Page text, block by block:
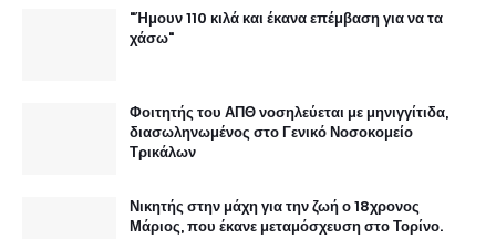
"Ήμουν 110 κιλά και έκανα επέμβαση για να τα
χάσω"
Φοιτητής του ΑΠΘ νοσηλεύεται με μηνιγγίτιδα,
διασωληνωμένος στο Γενικό Νοσοκομείο
Τρικάλων
Νικητής στην μάχη για την ζωή ο 18χρονος
Μάριος, που έκανε μεταμόσχευση στο Τορίνο.